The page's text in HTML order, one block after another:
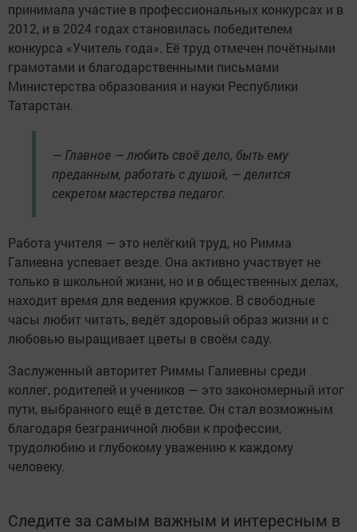
принимала участие в профессиональных конкурсах и в
2012, и в 2024 годах становилась победителем
конкурса «Учитель года». Её труд отмечен почётными
грамотами и благодарственными письмами
Министерства образования и науки Республики
Татарстан.
— Главное — любить своё дело, быть ему
преданным, работать с душой, — делится
секретом мастерства педагог.
Работа учителя — это нелёгкий труд, но Римма
Галиевна успевает везде. Она активно участвует не
только в школьной жизни, но и в общественных делах,
находит время для ведения кружков. В свободные
часы любит читать, ведёт здоровый образ жизни и с
любовью выращивает цветы в своём саду.
Заслуженный авторитет Риммы Галиевны среди
коллег, родителей и учеников — это закономерный итог
пути, выбранного ещё в детстве. Он стал возможным
благодаря безграничной любви к профессии,
трудолюбию и глубокому уважению к каждому
человеку.
Следите за самым важным и интересным в